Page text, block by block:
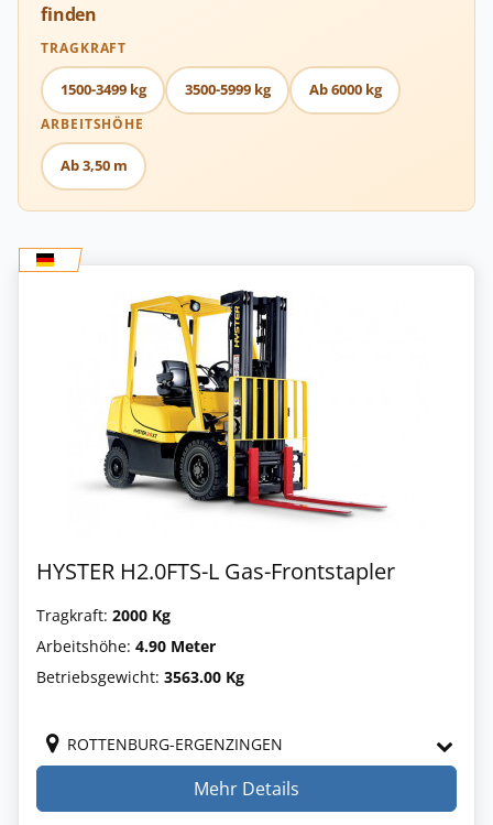
finden
TRAGKRAFT
1500-3499 kg 3500-5999 kg Ab 6000 kg
ARBEITSHÖHE
Ab 3,50 m
HYSTER H2.0FTS-L Gas-Frontstapler
Tragkraft: 2000 Kg
Arbeitshöhe: 4.90 Meter
Betriebsgewicht: 3563.00 Kg
ROTTENBURG-ERGENZINGEN
Mehr Details